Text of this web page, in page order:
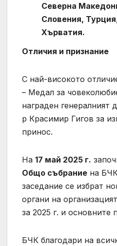
Северна
Словения,
Хърватия.
Отличия и признание
С най-високото
– Медал за
награден
р Красимир Гигов за
принос.
На 17 май 2025 г.
Общо събрание на
заседание се избрат
органи на
за 2025 г. и основните
БЧК благодари на